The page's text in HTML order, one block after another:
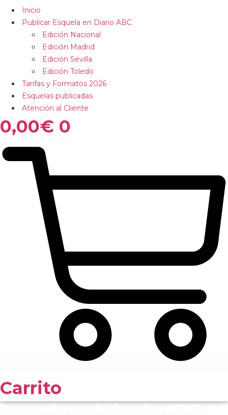
Inicio
Publicar Esquela en Diario ABC
Edición Nacional
Edición Madrid
Edición Sevilla
Edición Toledo
Tarifas y Formatos 2026
Esquelas publicadas
Atención al Cliente
0,00€ 0
Carrito